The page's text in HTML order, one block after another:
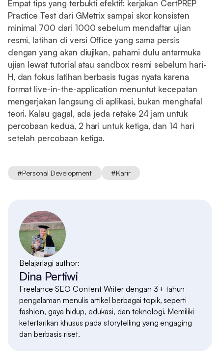
Empat tips yang terbukti efektif: kerjakan CertPREP
Practice Test dari GMetrix sampai skor konsisten
minimal 700 dari 1000 sebelum mendaftar ujian
resmi, latihan di versi Office yang sama persis
dengan yang akan diujikan, pahami dulu antarmuka
ujian lewat tutorial atau sandbox resmi sebelum hari-
H, dan fokus latihan berbasis tugas nyata karena
format live-in-the-application menuntut kecepatan
mengerjakan langsung di aplikasi, bukan menghafal
teori. Kalau gagal, ada jeda retake 24 jam untuk
percobaan kedua, 2 hari untuk ketiga, dan 14 hari
setelah percobaan ketiga.
#Personal Development #Karir
Belajarlagi author:
Dina Pertiwi
Freelance SEO Content Writer dengan 3+ tahun
pengalaman menulis artikel berbagai topik, seperti
fashion, gaya hidup, edukasi, dan teknologi. Memiliki
ketertarikan khusus pada storytelling yang engaging
dan berbasis riset.